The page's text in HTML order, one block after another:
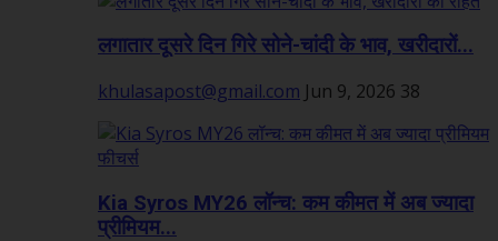
लगातार दूसरे दिन गिरे सोने-चांदी के भाव, खरीदारों...
khulasapost@gmail.com Jun 9, 2026 38
Kia Syros MY26 लॉन्च: कम कीमत में अब ज्यादा
प्रीमियम...